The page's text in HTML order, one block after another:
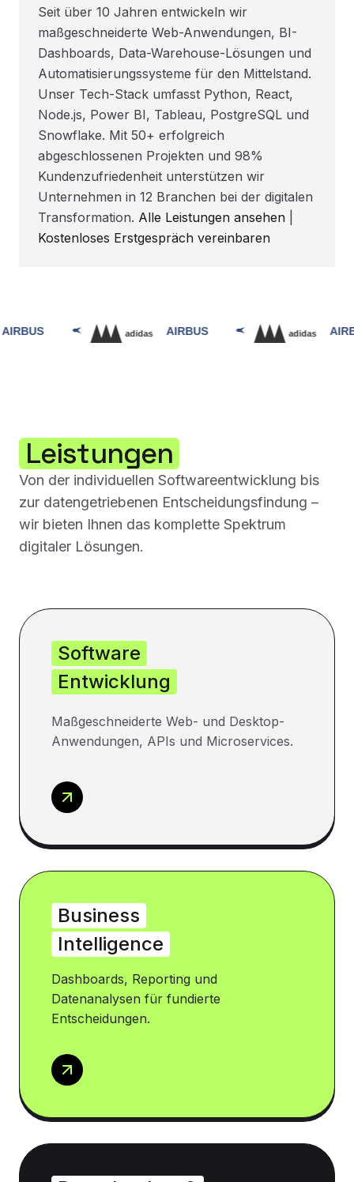
Seit über 10 Jahren entwickeln wir
maßgeschneiderte Web-Anwendungen, BI-
Dashboards, Data-Warehouse-Lösungen und
Automatisierungssysteme für den Mittelstand.
Unser Tech-Stack umfasst Python, React,
Node.js, Power BI, Tableau, PostgreSQL und
Snowflake. Mit 50+ erfolgreich
abgeschlossenen Projekten und 98%
Kundenzufriedenheit unterstützen wir
Unternehmen in 12 Branchen bei der digitalen
Transformation. Alle Leistungen ansehen
Kostenloses Erstgespräch vereinbaren
Leistungen
Von der individuellen Softwareentwicklung bis
zur datengetriebenen Entscheidungsfindung –
wir bieten Ihnen das komplette Spektrum
digitaler Lösungen.
Software
Entwicklung
Maßgeschneiderte Web- und Desktop-
Anwendungen, APIs und Microservices.
Business
Intelligence
Dashboards, Reporting und
Datenanalysen für fundierte
Entscheidungen.